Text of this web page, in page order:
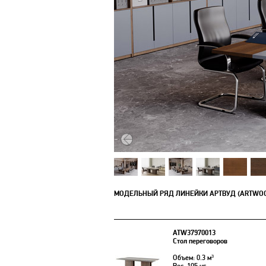
МОДЕЛЬНЫЙ РЯД ЛИНЕЙКИ АРТВУД
ATW37970013
Стол переговоров
Объем: 0.3 м³